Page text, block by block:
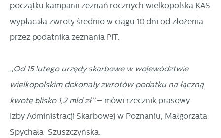
początku kampanii zeznań rocznych wielkopolska KAS
wypłacała zwroty średnio w ciągu 10 dni od złożenia
przez podatnika zeznania PIT.
„Od 15 lutego urzędy skarbowe w województwie
wielkopolskim dokonały zwrotów podatku na łączną
kwotę blisko 1,2 mld zł”– mówi rzecznik prasowy
Izby Administracji Skarbowej w Poznaniu, Małgorzata
Spychała-Szuszczyńska.
partnerami oraz innych dostawców usług. Firmy te działają
w charakterze pośredników prezentujących nasze treści w
społecznościowych.